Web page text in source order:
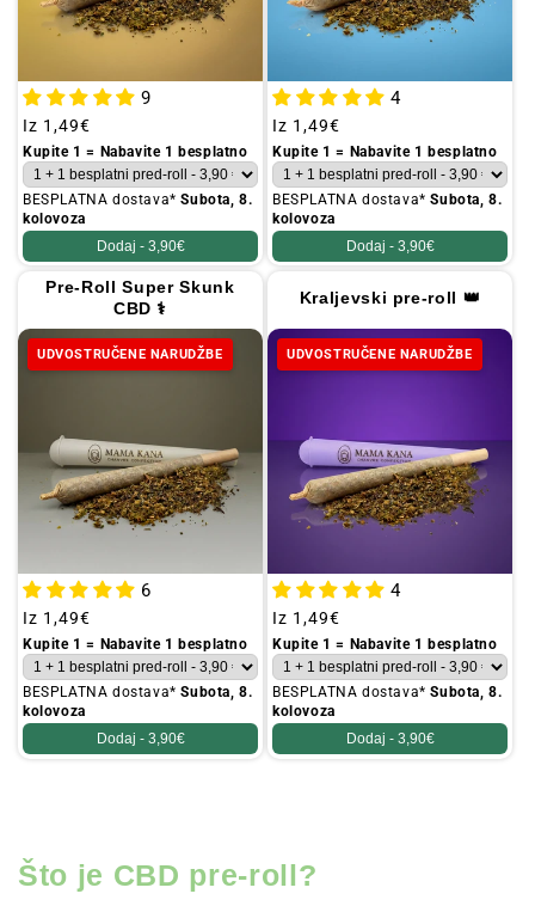
9
Redovna
cijena
Iz 1,49€
Kupite 1 = Nabavite 1 besplatno
BESPLATNA dostava*Subota, 8.
kolovoza
Dodaj - 3,90€
4
Redovna
cijena
Iz 1,49€
Kupite 1 = Nabavite 1 besplatno
BESPLATNA dostava*Subota, 8.
kolovoza
Dodaj - 3,90€
Pre-Roll Super Skunk
CBD ⚕
UDVOSTRUČENE NARUDŽBE
6
Redovna
cijena
Iz 1,49€
Kupite 1 = Nabavite 1 besplatno
BESPLATNA dostava*Subota, 8.
kolovoza
Dodaj - 3,90€
Kraljevski pre-roll 👑
UDVOSTRUČENE NARUDŽBE
4
Redovna
cijena
Iz 1,49€
Kupite 1 = Nabavite 1 besplatno
BESPLATNA dostava*Subota, 8.
kolovoza
Dodaj - 3,90€
Što je CBD pre-roll?